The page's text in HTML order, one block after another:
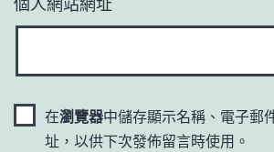
在瀏覽器中儲存顯示名稱、電子郵
址，以供下次發佈留言時使用。